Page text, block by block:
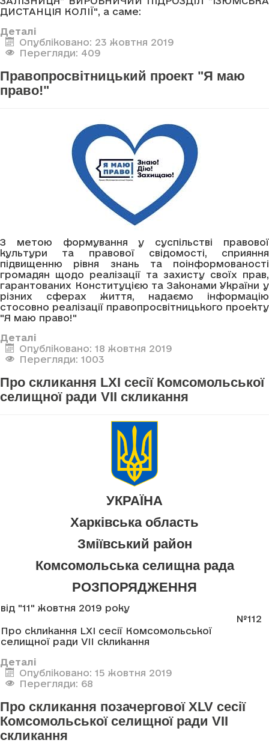
ДИСТАНЦІЯ КОЛІЇ", а саме:
Деталі
Опубліковано: 23 жовтня 2019
Перегляди: 409
Правопросвітницький проект "Я маю
право!"
З метою формування у суспільстві правової
культури та правової свідомості, сприяння
підвищенню рівня знань та поінформованості
громадян щодо реалізації та захисту своїх прав,
гарантованих Конституцією та Законами України у
різних сферах життя, надаємо інформацію
стосовно реалізації правопросвітницького проекту
"Я маю право!"
Деталі
Опубліковано: 18 жовтня 2019
Перегляди: 1003
Про скликання LXI сесії Комсомольської
селищної ради VII скликання
УКРАЇНА
Харківська область
Зміївський район
Комсомольська селищна рада
РОЗПОРЯДЖЕННЯ
від "11" жовтня 2019 року
№112
Про скликання LXI сесії Комсомольської
селищної ради VII скликання
Деталі
Опубліковано: 15 жовтня 2019
Перегляди: 68
Про скликання позачергової XLV сесії
Комсомольської селищної ради VII
скликання